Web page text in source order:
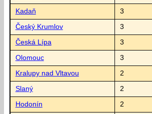
Kadaň 3
Český Krumlov 3
Česká Lípa 3
Olomouc 3
Kralupy nad Vltavou 2
Slaný 2
Hodonín 2